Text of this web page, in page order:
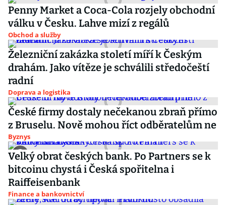
Penny Market a Coca-Cola rozjely obchodní
válku v Česku. Lahve mizí z regálů
Obchod a služby
Železniční zakázka století míří k Českým
drahám. Jako vítěze je schválili středočeští
radní
Doprava a logistika
České firmy dostaly nečekanou zbraň přímo
z Bruselu. Nově mohou říct odběratelům ne
Byznys
Velký obrat českých bank. Po Partners se k
bitcoinu chystá i Česká spořitelna i
Raiffeisenbank
Finance a bankovnictví